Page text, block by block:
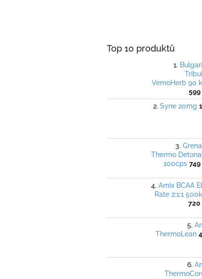
Top 10 produktů
VemoHerb 90
599
Syne 20mg
Thermo
100cps 749
Amix BCAA
Rate 2:1:1
720
ThermoLean